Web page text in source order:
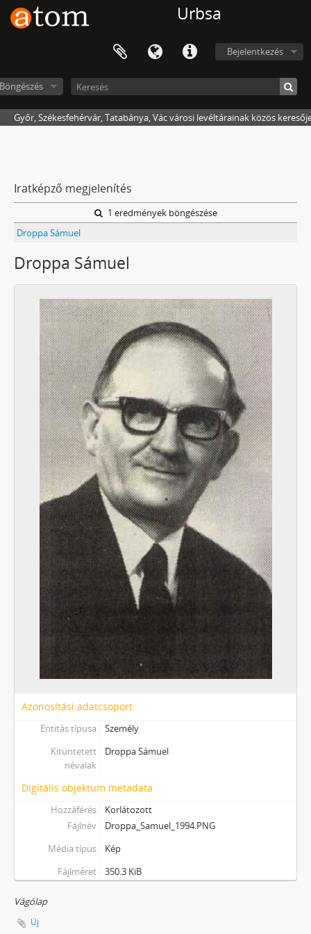
Urbsa
Bejelentkezés
Győr, Székesfehérvár, Tatabánya, Vác városi levéltárainak közös
Iratképző megjelenítés
1 eredmények böngészése
Droppa Sámuel
Droppa Sámuel
Azonosítási adatcsoport
Entitás típusa
Személy
Kitüntetett
névalak
Droppa Sámuel
Digitális objektum metadata
Hozzáférés
Korlátozott
Fájlnév
Droppa_Samuel_1994.PNG
Média típus
Kép
Fájlméret
350.3 KiB
Vágólap
Új